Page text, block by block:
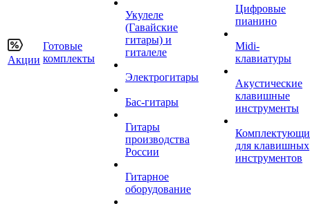
Акции
Готовые
комплекты
Укулеле
(Гавайские
гитары) и
гиталеле
Электрогитары
Бас-гитары
Гитары
производства
России
Гитарное
оборудование
Цифровые
пианино
Midi-
клавиатуры
Акустические
клавишные
инструменты
для клавишных
инструментов